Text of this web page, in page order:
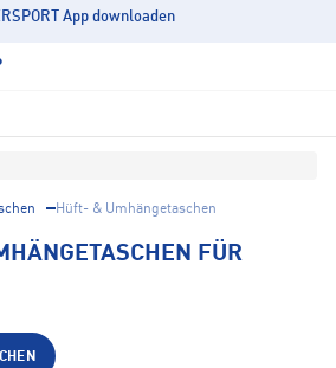
App downloaden
Hüft- & Umhängetaschen
FÜR